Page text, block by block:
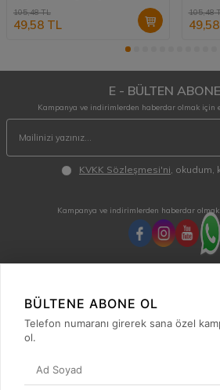
105,48TL
49,58 TL
105,48
49,58
E - BÜLTEN
Kampanya ve indirimlerden haberdar olmak için
KVKK Sözleşmesi'ni ,
Kampanya ve indirimlerden haberdar
Hafta içi 08:00 - 18:00 / Cumartesi 08:00 - 13:00
siparişleriniz için
0850 515 01 10
Hızlı Erişim
BÜLTENE ABONE OL
Telefon numaranı girerek sana özel
ol.